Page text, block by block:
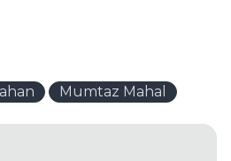
Mumtaz Mahal